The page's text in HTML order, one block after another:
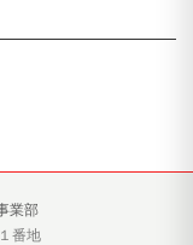
業部
番地